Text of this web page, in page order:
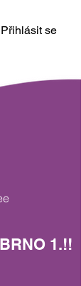
Přihlásit se
1.!!